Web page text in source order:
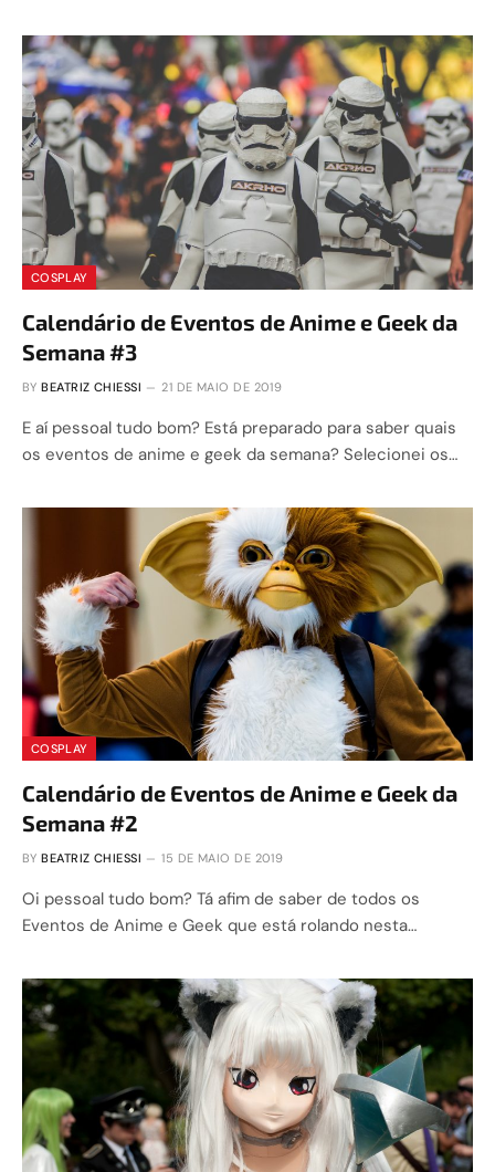
COSPLAY
Calendário de Eventos de Anime e Geek da
Semana #3
BY BEATRIZ CHIESSI 21 DE MAIO DE 2019
E aí pessoal tudo bom? Está preparado para saber quais
os eventos de anime e geek da semana? Selecionei os…
COSPLAY
Calendário de Eventos de Anime e Geek da
Semana #2
BY BEATRIZ CHIESSI 15 DE MAIO DE 2019
Oi pessoal tudo bom? Tá afim de saber de todos os
Eventos de Anime e Geek que está rolando nesta…